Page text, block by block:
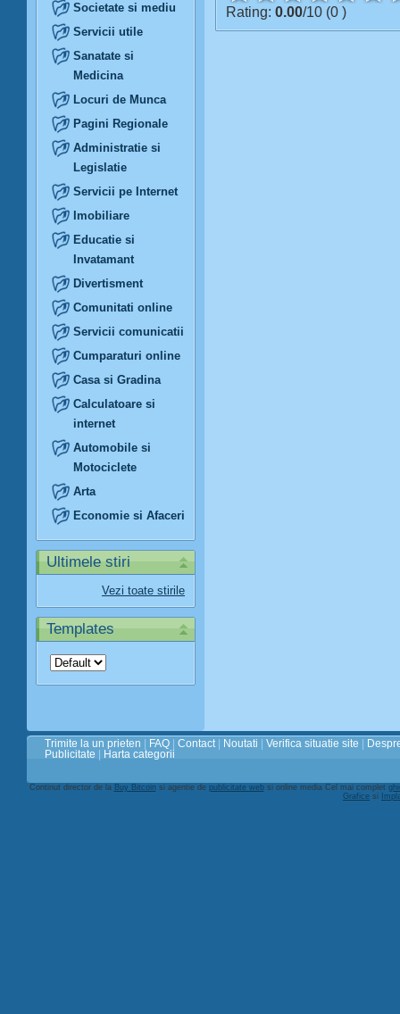
Societate si mediu
Servicii utile
Sanatate si
Medicina
Locuri de Munca
Pagini Regionale
Administratie si
Legislatie
Servicii pe Internet
Imobiliare
Educatie si
Invatamant
Divertisment
Comunitati online
Servicii comunicatii
Cumparaturi online
Casa si Gradina
Calculatoare si
internet
Automobile si
Motociclete
Arta
Economie si Afaceri
Ultimele stiri
Vezi toate stirile
Templates
Rating: 0.00/10 (0 )
Trimite la un prieten FAQ Contact Noutati Verifica situatie site
Publicitate
Harta categorii
Continut director de la Buy Bitcoinsi agentie de publicitate websi online media Cel mai complet
Grafice si